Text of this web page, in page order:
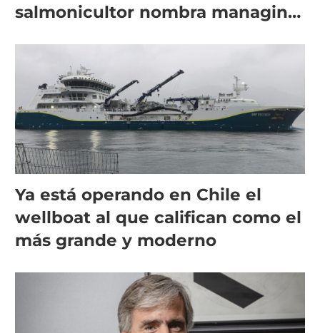
salmonicultor nombra managing
Ya está operando en Chile el
wellboat al que califican como el
más grande y moderno